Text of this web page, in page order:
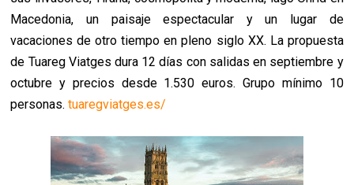
Macedonia, un paisaje espectacular y un lugar de
vacaciones de otro tiempo en pleno siglo XX. La propuesta
de Tuareg Viatges dura 12 días con salidas en septiembre y
octubre y precios desde 1.530 euros. Grupo mínimo 10
personas.tuaregviatges.es/